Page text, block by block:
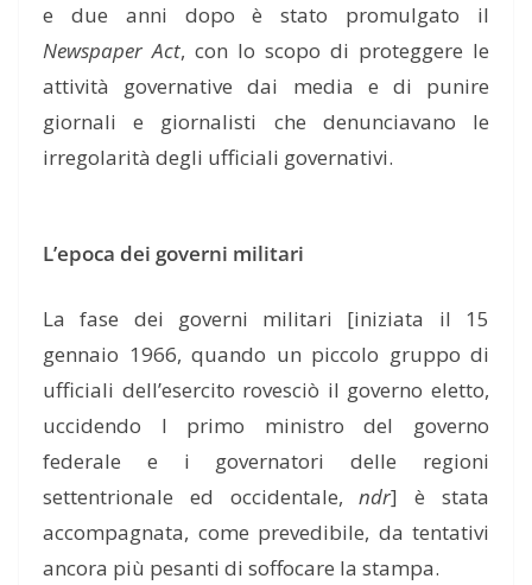
e due anni dopo è stato promulgato il
Newspaper Act, con lo scopo di proteggere le
attività governative dai media e di punire
giornali e giornalisti che denunciavano le
irregolarità degli ufficiali governativi.
L’epoca dei governi militari
La fase dei governi militari [iniziata il 15
gennaio 1966, quando un piccolo gruppo di
ufficiali dell’esercito rovesciò il governo eletto,
uccidendo l primo ministro del governo
federale e i governatori delle regioni
settentrionale ed occidentale,ndr] è stata
accompagnata, come prevedibile, da tentativi
ancora più pesanti di soffocare la stampa.